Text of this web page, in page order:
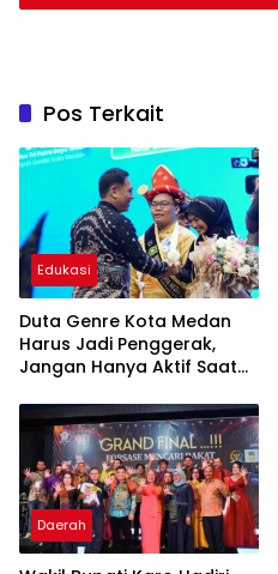
Pos Terkait
Edukasi
Duta Genre Kota Medan
Harus Jadi Penggerak,
Jangan Hanya Aktif Saat
Daerah